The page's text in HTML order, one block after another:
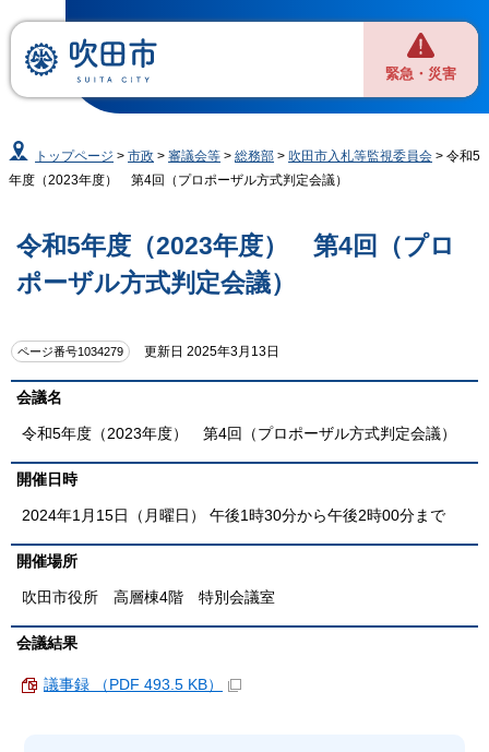
緊急・災害
トップページ >市政 >審議会等 >総務部 > 吹田市入札等監視委員会 > 令和5
年度（2023年度） 第4回（プロポーザル方式判定会議）
令和5年度（2023年度） 第4回（プロ
ポーザル方式判定会議）
ページ番号1034279 更新日 2025年3月13日
会議名
令和5年度（2023年度） 第4回（プロポーザル方式判定会議）
開催日時
2024年1月15日（月曜日） 午後1時30分から午後2時00分まで
開催場所
吹田市役所 高層棟4階 特別会議室
会議結果
議事録 （PDF 493.5 KB）